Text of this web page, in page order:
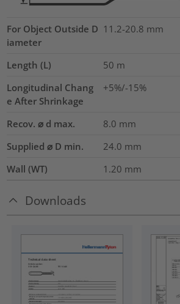
For Object Outside D
iameter
11.2-20.8 mm
Length (L) 50 m
Longitudinal Chang
e After Shrinkage
+5%/-15%
Recov. ⌀ d max. 8.0 mm
Supplied ⌀ D min.
24.0 mm
Wall (WT)
1.20 mm
Downloads